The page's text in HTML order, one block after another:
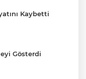
Kaybetti
Gösterdi